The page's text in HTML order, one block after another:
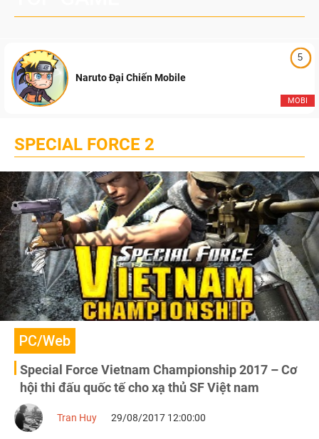
5
MOBI
Naruto Đại Chiến Mobile
SPECIAL FORCE 2
PC/Web
Special Force Vietnam Championship 2017 – Cơ
hội thi đấu quốc tế cho xạ thủ SF Việt nam
Tran Huy 29/08/2017 12:00:00